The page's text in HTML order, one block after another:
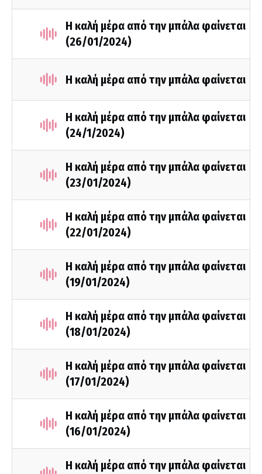
Η καλή μέρα από την μπάλα φαίνεται
(26/01/2024)
Η καλή μέρα από την μπάλα φαίνεται
Η καλή μέρα από την μπάλα φαίνεται
(24/1/2024)
H καλή μέρα από την μπάλα φαίνεται
(23/01/2024)
H καλή μέρα από την μπάλα φαίνεται
(22/01/2024)
H καλή μέρα από την μπάλα φαίνεται
(19/01/2024)
H καλή μέρα από την μπάλα φαίνεται
(18/01/2024)
Η καλή μέρα από την μπάλα φαίνεται
(17/01/2024)
H καλή μέρα από την μπάλα φαίνεται
(16/01/2024)
Η καλή μέρα από την μπάλα φαίνεται